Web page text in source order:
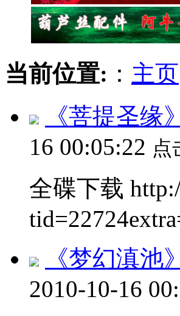
当前位置: ： 主页
《菩提圣缘
16 00:05:22 点
全碟下载
《梦幻滇
2010-10-16